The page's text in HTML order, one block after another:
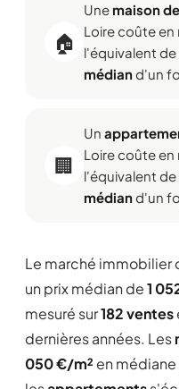
🏠
Une maison
Loire coûte en
l'équivalent de
médiand'un
🏢
Un
Loire coûte en
l'équivalent de
médiand'un
Le marché immobilier
un prix médian de1
mesuré sur182 ventes
dernières années. Les
050 €/m² en médiane